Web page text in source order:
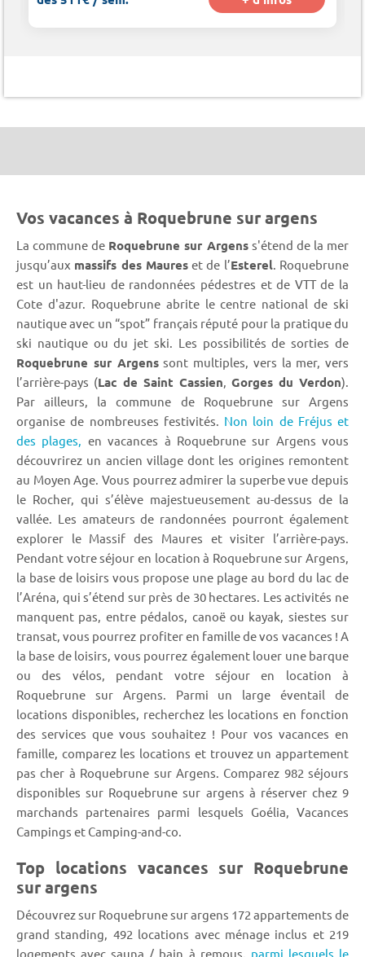
Vos vacances à Roquebrune sur argens
La commune de Roquebrune sur Argenss'étend de la mer
jusqu’aux massifs des Maureset de l’Esterel. Roquebrune
est un haut-lieu de randonnées pédestres et de VTT de la
Cote d'azur. Roquebrune abrite le centre national de ski
nautique avec un “spot” français réputé pour la pratique du
ski nautique ou du jet ski. Les possibilités de sorties de
Roquebrune sur Argenssont multiples, vers la mer, vers
l’arrière-pays (Lac de Saint Cassien, Gorges du Verdon).
Par ailleurs, la commune de Roquebrune sur Argens
organise de nombreuses festivités. Non loin de Fréjus et
des plages, en vacances à Roquebrune sur Argens vous
découvrirez un ancien village dont les origines remontent
au Moyen Age. Vous pourrez admirer la superbe vue depuis
le Rocher, qui s’élève majestueusement au-dessus de la
vallée. Les amateurs de randonnées pourront également
explorer le Massif des Maures et visiter l’arrière-pays.
Pendant votre séjour en location à Roquebrune sur Argens,
la base de loisirs vous propose une plage au bord du lac de
l’Aréna, qui s’étend sur près de 30 hectares. Les activités ne
manquent pas, entre pédalos, canoë ou kayak, siestes sur
transat, vous pourrez profiter en famille de vos vacances ! A
la base de loisirs, vous pourrez également louer une barque
ou des vélos, pendant votre séjour en location à
Roquebrune sur Argens. Parmi un large éventail de
locations disponibles, recherchez les locations en fonction
des services que vous souhaitez ! Pour vos vacances en
famille, comparez les locations et trouvez un appartement
pas cher à Roquebrune sur Argens. Comparez 982 séjours
disponibles sur Roquebrune sur argens à réserver chez 9
marchands partenaires parmi lesquels Goélia, Vacances
Campings et Camping-and-co.
Top locations vacances sur Roquebrune
sur argens
Découvrez sur Roquebrune sur argens 172 appartements de
grand standing, 492 locations avec ménage inclus et 219
logements avec sauna / bain à remous, parmi lesquels le